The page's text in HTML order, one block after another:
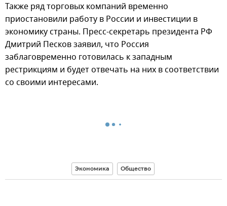
Также ряд торговых компаний временно
приостановили работу в России и инвестиции в
экономику страны. Пресс-секретарь президента РФ
Дмитрий Песков заявил, что Россия
заблаговременно готовилась к западным
рестрикциям и будет отвечать на них в соответствии
со своими интересами.
Экономика Общество